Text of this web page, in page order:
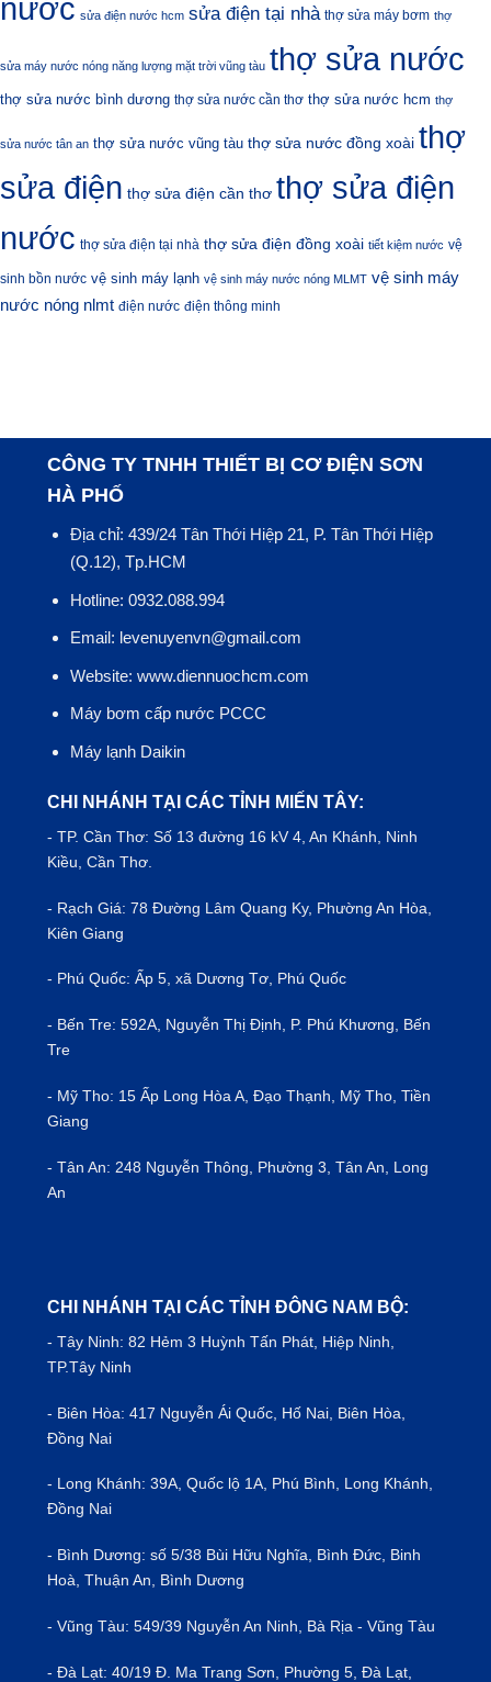
nước sửa điện nước hcm sửa điện tại nhà thợ sửa máy bơm thợ
sửa máy nước nóng năng lượng mặt trời vũng tàu thợ sửa nước
thợ sửa nước bình dương thợ sửa nước cần thơ thợ sửa nước hcm thợ
sửa nước tân an thợ sửa nước vũng tàu thợ sửa nước đồng xoài thợ
sửa điện thợ sửa điện cần thơ thợ sửa điện
nước thợ sửa điện tại nhà thợ sửa điện đồng xoài tiết kiệm nước vệ
sinh bồn nước vệ sinh máy lạnh vệ sinh máy nước nóng MLMT vệ sinh máy
nước nóng nlmt điện nước điện thông minh
CÔNG TY TNHH THIẾT BỊ CƠ ĐIỆN SƠN
HÀ PHỐ
Địa chỉ: 439/24 Tân Thới Hiệp 21, P. Tân Thới Hiệp
(Q.12), Tp.HCM
Hotline: 0932.088.994
Email: levenuyenvn@gmail.com
Website: www.diennuochcm.com
Máy bơm cấp nước PCCC
Máy lạnh Daikin
CHI NHÁNH TẠI CÁC TỈNH MIẾN TÂY:
- TP.Cần Thơ: Số 13 đường 16 kV 4, An Khánh, Ninh
Kiều, Cần Thơ.
- Rạch Giá: 78 Đường Lâm Quang Ky, Phường An Hòa,
Kiên Giang
- Phú Quốc: Ấp 5, xã Dương Tơ, Phú Quốc
- Bến Tre: 592A, Nguyễn Thị Định, P. Phú Khương, Bến
Tre
- Mỹ Tho: 15 Ấp Long Hòa A, Đạo Thạnh, Mỹ Tho, Tiền
Giang
- Tân An: 248 Nguyễn Thông, Phường 3, Tân An, Long
An
CHI NHÁNH TẠI CÁC TỈNH ĐÔNG NAM BỘ:
- Tây Ninh: 82 Hẻm 3 Huỳnh Tấn Phát, Hiệp Ninh,
TP.Tây Ninh
- Biên Hòa: 417 Nguyễn Ái Quốc, Hố Nai, Biên Hòa,
Đồng Nai
- Long Khánh: 39A, Quốc lộ 1A, Phú Bình, Long Khánh,
Đồng Nai
- Bình Dương: số 5/38 Bùi Hữu Nghĩa, Bình Đức, Binh
Hoà, Thuận An, Bình Dương
- Vũng Tàu: 549/39 Nguyễn An Ninh, Bà Rịa - Vũng Tàu
- Đà Lạt: 40/19 Đ. Ma Trang Sơn, Phường 5, Đà Lạt,